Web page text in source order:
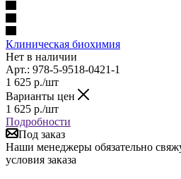
Клиническая биохимия
Нет в наличии
Арт.: 978-5-9518-0421-1
1 625 р./шт
Варианты цен
1 625 р./шт
Подробности
Под заказ
Наши менеджеры обязательно
условия заказа